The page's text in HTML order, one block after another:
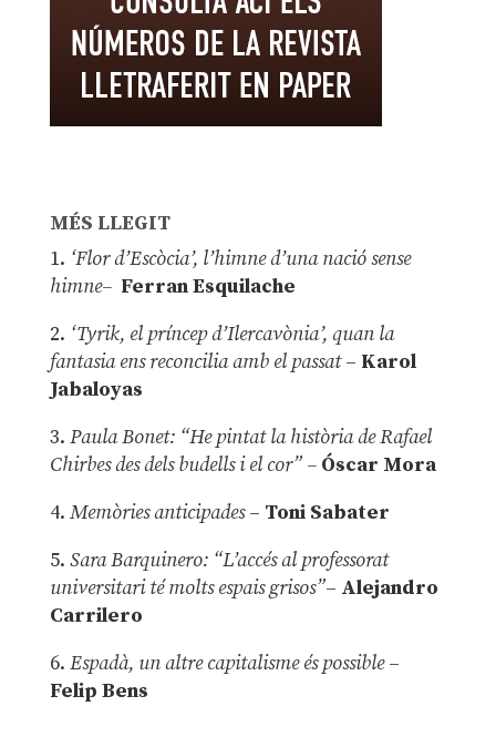
MÉS LLEGIT
1. ‘Flor d’Escòcia’, l’himne d’una nació sense
himne– Ferran Esquilache
2. ‘Tyrik, el príncep d’Ilercavònia’, quan la
fantasia ens reconcilia amb el passat– Karol
Jabaloyas
3. Paula Bonet: “He pintat la història de Rafael
Chirbes des dels budells i el cor” –Óscar Mora
4. Memòries anticipades– Toni Sabater
5. Sara Barquinero: “L’accés al professorat
universitari té molts espais grisos”– Alejandro
Carrilero
6. Espadà, un altre capitalisme és possible –
Felip Bens